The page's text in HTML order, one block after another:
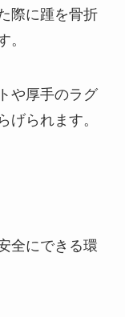
際に踵を骨折
。
や厚手のラグ
げられます。
全にできる環